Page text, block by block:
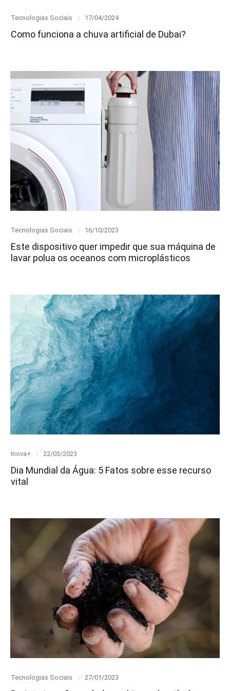
Category
Tecnologias Sociais
Posted
17/04/2024
Como funciona a chuva artificial de Dubai?
Category
Tecnologias Sociais
Posted
16/10/2023
Este dispositivo quer impedir que sua máquina de
lavar polua os oceanos com microplásticos
Category
Inova+
Posted
22/03/2023
Dia Mundial da Água: 5 Fatos sobre esse recurso
vital
Category
Tecnologias Sociais
Posted
27/01/2023